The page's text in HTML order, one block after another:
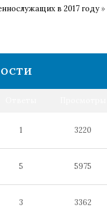
в 2017 году »
1 3220
5 5975
3 3362